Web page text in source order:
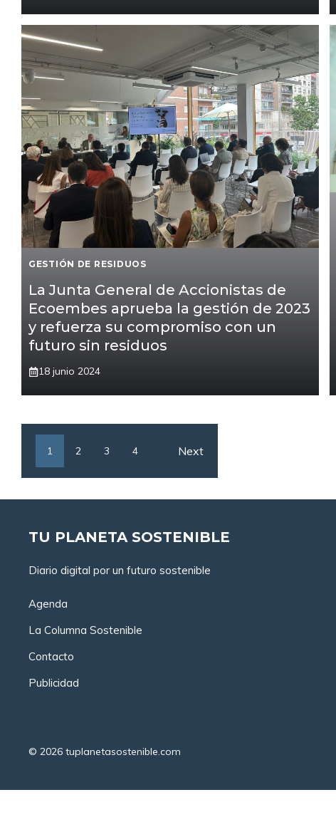
GESTIÓN DE RESIDUOS
La Junta General de Accionistas de
Ecoembes aprueba la gestión de 2023
y refuerza su compromiso con un
futuro sin residuos
18 junio 2024
1 2 3 4 Next
TU PLANETA SOSTENIBLE
Diario digital por un futuro sostenible
Agenda
La Columna Sostenible
Contacto
Publicidad
© 2026 tuplanetasostenible.com